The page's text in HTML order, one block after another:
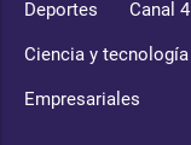
Deportes Canal 4
Ciencia y tecnología
Empresariales